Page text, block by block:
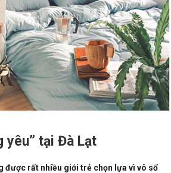
yêu” tại Đà Lạt
rất nhiều giới trẻ chọn lựa vì vô số